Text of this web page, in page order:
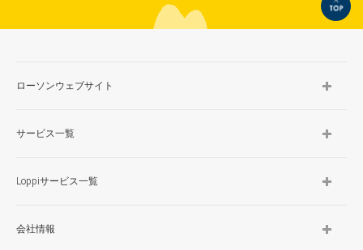
TOP
ローソンウェブサイト
サービス一覧
Loppiサービス一覧
会社情報